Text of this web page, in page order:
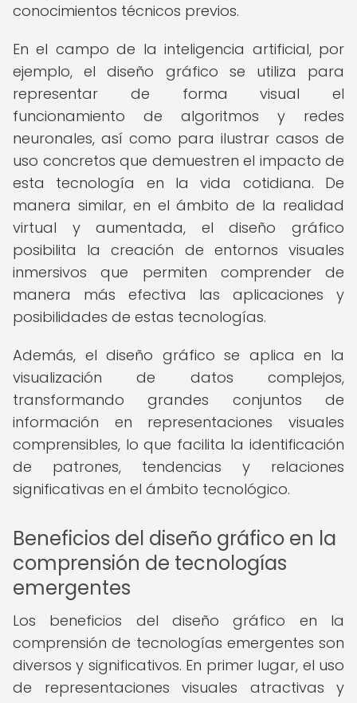
conocimientos técnicos previos.
En el campo de la inteligencia artificial, por
ejemplo, el diseño gráfico se utiliza para
representar de forma visual el
funcionamiento de algoritmos y redes
neuronales, así como para ilustrar casos de
uso concretos que demuestren el impacto de
esta tecnología en la vida cotidiana. De
manera similar, en el ámbito de la realidad
virtual y aumentada, el diseño gráfico
posibilita la creación de entornos visuales
inmersivos que permiten comprender de
manera más efectiva las aplicaciones y
posibilidades de estas tecnologías.
Además, el diseño gráfico se aplica en la
visualización de datos complejos,
transformando grandes conjuntos de
información en representaciones visuales
comprensibles, lo que facilita la identificación
de patrones, tendencias y relaciones
significativas en el ámbito tecnológico.
Beneficios del diseño gráfico en la
comprensión de tecnologías
emergentes
Los beneficios del diseño gráfico en la
comprensión de tecnologías emergentes son
diversos y significativos. En primer lugar, el uso
de representaciones visuales atractivas y